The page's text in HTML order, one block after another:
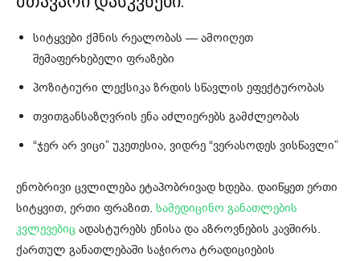
სიტყვები ქმნის რეალობას — ამოიღეთ
შემაფერხებელი ფრაზები
პოზიტიური ლექსიკა ზრდის სწავლის ეფექტურობას
თვითგანსაზღვრის ენა აძლიერებს გამძლეობას
“ჯერ არ ვიცი” უკეთესია, ვიდრე “ვერასოდეს ვისწავლი”
ენობრივი ცვლილება ეტაპობრივად ხდება. დაიწყეთ ერთი
სიტყვით, ერთი ფრაზით. სამედიცინო განათლების
კვლევებიც ადასტურებს ენისა და აზროვნების კავშირს.
ქართულ განათლებაში საჭიროა ტრადიციების